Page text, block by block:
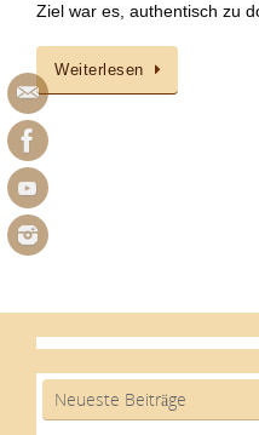
Ziel war es, authentisch zu
Weiterlesen
Neueste Beiträge